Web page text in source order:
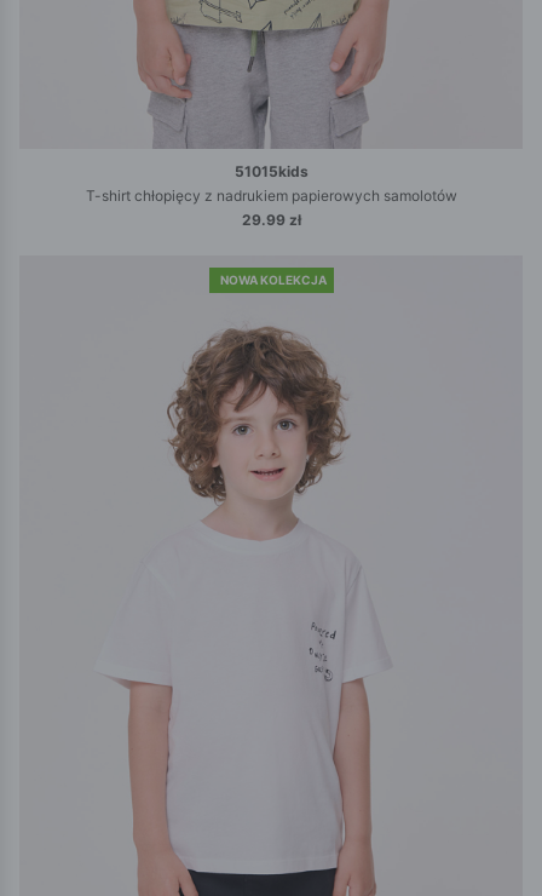
51015kids
T-shirt chłopięcy z nadrukiem papierowych samolotów
29.99 zł
NOWA KOLEKCJA